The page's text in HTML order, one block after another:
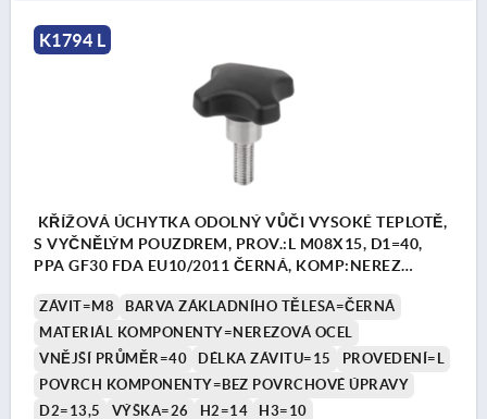
K1794 L
KŘÍŽOVÁ ÚCHYTKA ODOLNÝ VŮČI VYSOKÉ TEPLOTĚ,
S VYČNĚLÝM POUZDREM, PROV.:L M08X15, D1=40,
PPA GF30 FDA EU10/2011 ČERNÁ, KOMP:NEREZ
ZÁVIT=M8
BARVA ZÁKLADNÍHO TĚLESA=ČERNÁ
MATERIÁL KOMPONENTY=NEREZOVÁ OCEL
VNĚJŠÍ PRŮMĚR=40
DÉLKA ZÁVITU=15
PROVEDENÍ=L
POVRCH KOMPONENTY=BEZ POVRCHOVÉ ÚPRAVY
D2=13,5
VÝŠKA=26 H2=14 H3=10